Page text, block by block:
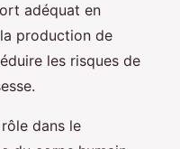
adéquat en
production de
les risques de
dans le